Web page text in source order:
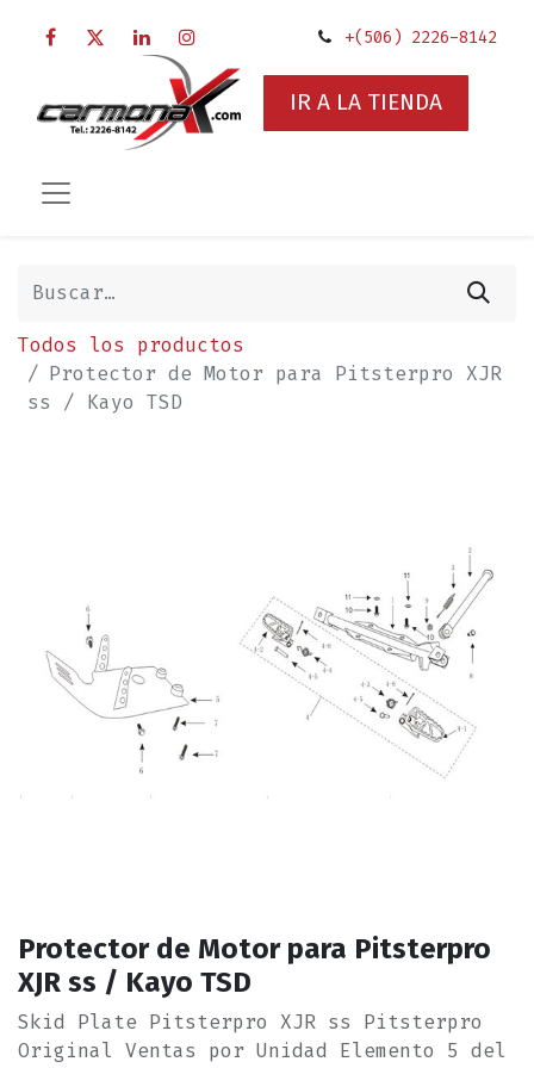
+(506) 2226-8142
IR A LA TIENDA
Todos los productos
Protector de Motor para Pitsterpro XJR
ss / Kayo TSD
Protector de Motor para Pitsterpro
XJR ss / Kayo TSD
Skid Plate Pitsterpro XJR ss Pitsterpro
Original Ventas por Unidad Elemento 5 del